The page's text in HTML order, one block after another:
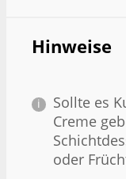
Hinweise
Sollte es
Creme
oder